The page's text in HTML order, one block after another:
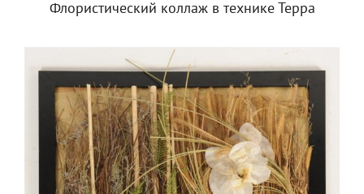
Флористический коллаж в технике Терра